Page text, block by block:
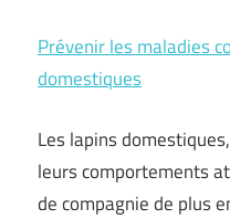
Prévenir les maladies
domestiques
Les lapins
leurs comportements
de compagnie de plus